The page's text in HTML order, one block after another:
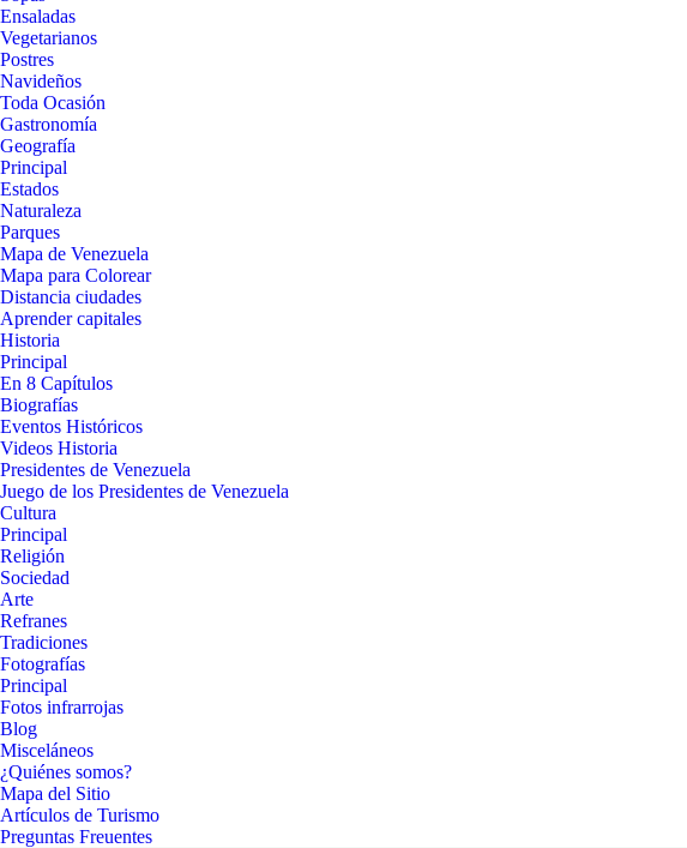
Ensaladas
Vegetarianos
Postres
Navideños
Toda Ocasión
Gastronomía
Geografía
Principal
Estados
Naturaleza
Parques
Mapa de Venezuela
Mapa para Colorear
Distancia ciudades
Aprender capitales
Historia
Principal
En 8 Capítulos
Biografías
Eventos Históricos
Videos Historia
Presidentes de Venezuela
Juego de los Presidentes de Venezuela
Cultura
Principal
Religión
Sociedad
Arte
Refranes
Tradiciones
Fotografías
Principal
Fotos infrarrojas
Blog
Misceláneos
¿Quiénes somos?
Mapa del Sitio
Artículos de Turismo
Preguntas Freuentes